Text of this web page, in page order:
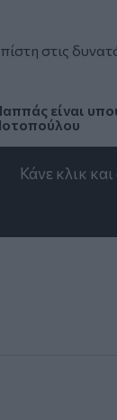
στις
είναι
Κάνε κλικ